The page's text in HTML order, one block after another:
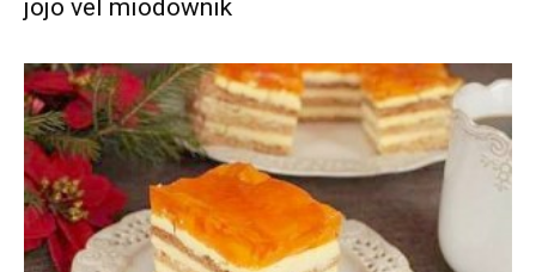
jojo vel miodownik